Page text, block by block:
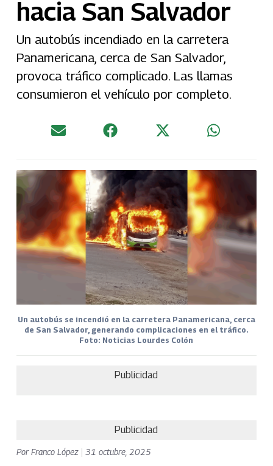
hacia San Salvador
Un autobús incendiado en la carretera
Panamericana, cerca de San Salvador,
provoca tráfico complicado. Las llamas
consumieron el vehículo por completo.
Un autobús se incendió en la carretera Panamericana, cerca
de San Salvador, generando complicaciones en el tráfico.
Foto: Noticias Lourdes Colón
Publicidad
Publicidad
PorFranco López 31 octubre, 2025